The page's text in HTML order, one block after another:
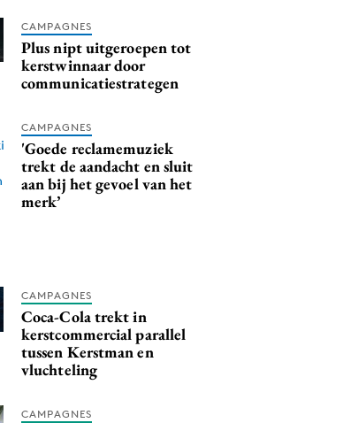
CAMPAGNES
Plus nipt uitgeroepen tot
kerstwinnaar door
communicatiestrategen
CAMPAGNES
'Goede reclamemuziek
trekt de aandacht en sluit
aan bij het gevoel van het
merk’
CAMPAGNES
Coca-Cola trekt in
kerstcommercial parallel
tussen Kerstman en
vluchteling
CAMPAGNES